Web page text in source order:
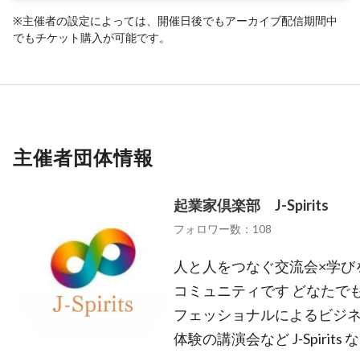
※主催者の設定によっては、開催日後でもアーカイブ配信期間中
でもチケット購入が可能です。
主催者団体情報
起業家倶楽部 J-Spirits
フォロワー数：108
人と人をつなぐ交流会×学
コミュニティです どなたで
フェッショナルによるビジ
体験の講演会など J-Spirits